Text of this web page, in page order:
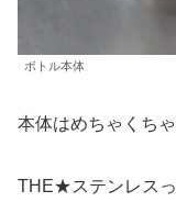
ボトル本体
本体はめちゃくち
THE★ステンレス